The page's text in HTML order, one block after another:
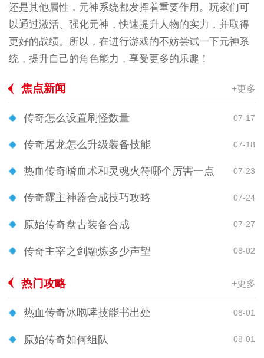
还是其他属性，元神系统都发挥着重要作用。玩家们可
以通过激活、强化元神，快速提升人物的实力，并取得
更好的战绩。所以，在进行游戏的不妨尝试一下元神系
统，提升自己的角色能力，享受更多的乐趣！
焦点新闻 +更多
传奇怎么设置刷怪数量 07-17
传奇屠龙怎么升级装备技能 07-18
热血传奇嗜血术和灵魂火符哪个厉害一点 07-23
传奇霸主神器合成技巧攻略 07-24
原始传奇盘古装备合成 07-27
传奇主宰之剑融炼多少声望 08-02
热门攻略 +更多
热血传奇冰咆哮技能书出处 08-01
原始传奇如何组队 08-01